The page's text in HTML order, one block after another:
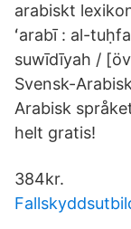
arabiskt
ʻarabī : al-
suwīdīyah /
Svensk-
Arabisk
helt gratis!
384kr.